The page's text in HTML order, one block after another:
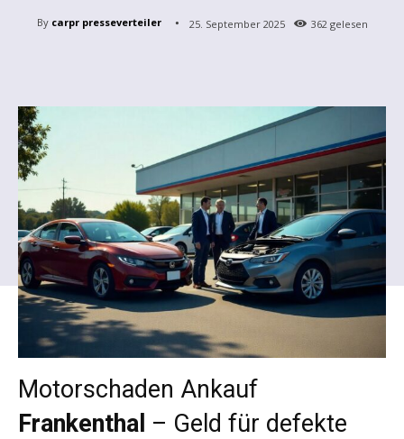
By carpr presseverteiler 25. September 2025 362 gelesen
Motorschaden Ankauf
Frankenthal – Geld für defekte